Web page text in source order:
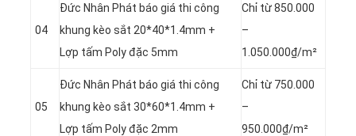
04
Đức Nhân Phát báo giá thi công
khung kèo sắt 20*40*1.4mm +
Lợp tấm Poly đặc 5mm
Chỉ từ 850.000
–
1.050.000₫/m²
05
Đức Nhân Phát báo giá thi công
khung kèo sắt 30*60*1.4mm +
Lợp tấm Poly đặc 2mm
Chỉ từ 750.000
–
950.000₫/m²